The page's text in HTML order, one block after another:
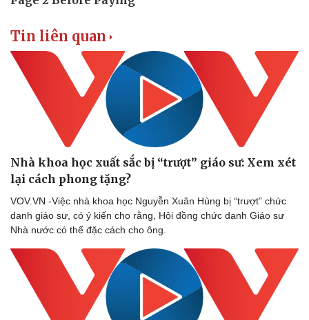
Sức khỏe
Dinh dưỡng - món ngon
Cây thuốc
Sản phụ khoa
Đời sống
Nhà đẹp
Blog
Tình yêu - Gia đình
Tin liên quan
Nhà khoa học xuất sắc bị “trượt” giáo sư: Xem xét
lại cách phong tặng?
VOV.VN -Việc nhà khoa học Nguyễn Xuân Hùng bị “trượt” chức
danh giáo sư, có ý kiến cho rằng, Hội đồng chức danh Giáo sư
Nhà nước có thể đặc cách cho ông.